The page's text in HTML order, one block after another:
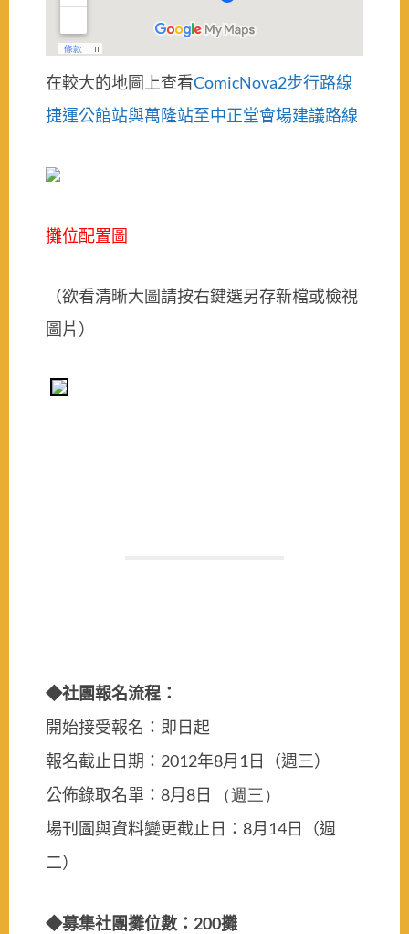
在較大的地圖上查看ComicNova2步行路線
捷運公館站與萬隆站至中正堂會場建議路線
攤位配置圖
（欲看清晰大圖請按右鍵選另存新檔或檢視
圖片）
◆社團報名流程：
開始接受報名：即日起
報名截止日期： 2012年8月 1 日
（週三）
公佈錄取名單： 8月 8 日
（週三）
場刊圖與資料變更截止日： 8月 14 日（週
二）
◆募集社團攤位數： 200攤